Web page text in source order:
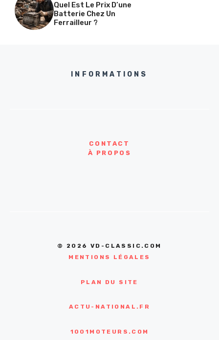
Quel Est Le Prix D’une
Batterie Chez Un
Ferrailleur ?
INFORMATIONS
CONTACT
À PROPOS
© 2026 VD-CLASSIC.COM
MENTIONS LÉGALES
PLAN DU SITE
ACTU-NATIONAL.FR
1001MOTEURS.COM